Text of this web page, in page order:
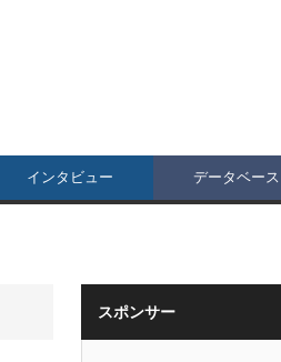
インタビュー データベース
スポンサー